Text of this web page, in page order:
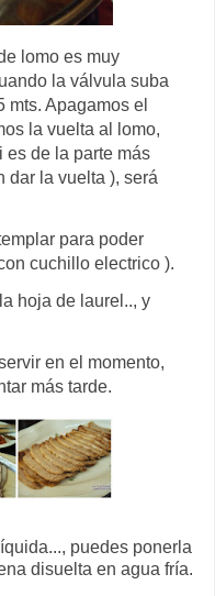
lomo es muy
la válvula suba
mts. Apagamos el
la vuelta al lomo,
es de la parte más
dar la vuelta ), será
para poder
cuchillo electrico ).
hoja de laurel.., y
en el momento,
más tarde.
puedes ponerla
disuelta en agua fría.